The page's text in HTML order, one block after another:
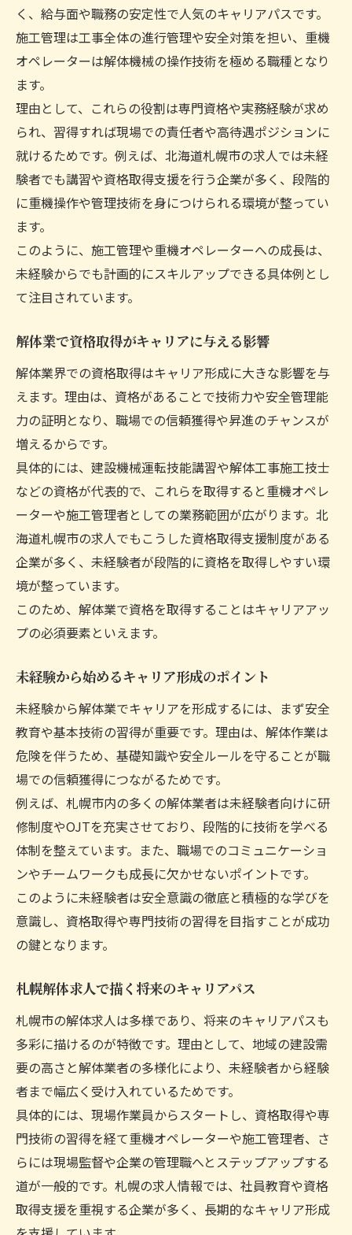
く、給与面や職務の安定性で人気のキャリアパスです。
施工管理は工事全体の進行管理や安全対策を担い、重機
オペレーターは解体機械の操作技術を極める職種となり
ます。
理由として、これらの役割は専門資格や実務経験が求め
られ、習得すれば現場での責任者や高待遇ポジションに
就けるためです。例えば、北海道札幌市の求人では未経
験者でも講習や資格取得支援を行う企業が多く、段階的
に重機操作や管理技術を身につけられる環境が整ってい
ます。
このように、施工管理や重機オペレーターへの成長は、
未経験からでも計画的にスキルアップできる具体例とし
て注目されています。
解体業で資格取得がキャリアに与える影響
解体業界での資格取得はキャリア形成に大きな影響を与
えます。理由は、資格があることで技術力や安全管理能
力の証明となり、職場での信頼獲得や昇進のチャンスが
増えるからです。
具体的には、建設機械運転技能講習や解体工事施工技士
などの資格が代表的で、これらを取得すると重機オペレ
ーターや施工管理者としての業務範囲が広がります。北
海道札幌市の求人でもこうした資格取得支援制度がある
企業が多く、未経験者が段階的に資格を取得しやすい環
境が整っています。
このため、解体業で資格を取得することはキャリアアッ
プの必須要素といえます。
未経験から始めるキャリア形成のポイント
未経験から解体業でキャリアを形成するには、まず安全
教育や基本技術の習得が重要です。理由は、解体作業は
危険を伴うため、基礎知識や安全ルールを守ることが職
場での信頼獲得につながるためです。
例えば、札幌市内の多くの解体業者は未経験者向けに研
修制度やOJTを充実させており、段階的に技術を学べる
体制を整えています。また、職場でのコミュニケーショ
ンやチームワークも成長に欠かせないポイントです。
このように未経験者は安全意識の徹底と積極的な学びを
意識し、資格取得や専門技術の習得を目指すことが成功
の鍵となります。
札幌解体求人で描く将来のキャリアパス
札幌市の解体求人は多様であり、将来のキャリアパスも
多彩に描けるのが特徴です。理由として、地域の建設需
要の高さと解体業者の多様化により、未経験者から経験
者まで幅広く受け入れているためです。
具体的には、現場作業員からスタートし、資格取得や専
門技術の習得を経て重機オペレーターや施工管理者、さ
らには現場監督や企業の管理職へとステップアップする
道が一般的です。札幌の求人情報では、社員教育や資格
取得支援を重視する企業が多く、長期的なキャリア形成